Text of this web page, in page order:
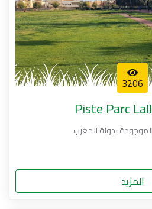
3206
Piste Parc
بدولة المغرب
المزيد